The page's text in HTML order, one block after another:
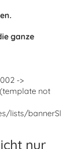
ganze
->
not
lists/bannerSl
nur